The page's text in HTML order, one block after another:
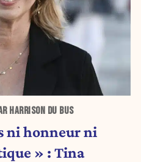
HARRISON DU BUS
ni honneur ni
» : Tina